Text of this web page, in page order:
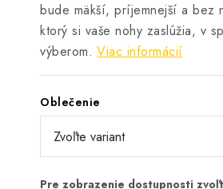
bude mäkší, príjemnejší a bez
ktorý si vaše nohy zaslúžia, v
výberom. Viac informácií
Oblečenie